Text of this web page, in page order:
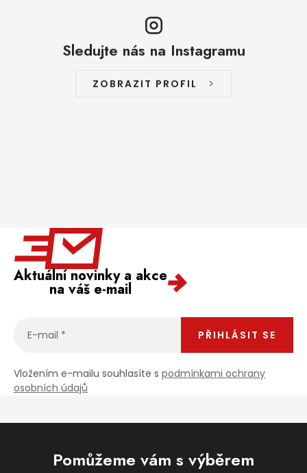
Sledujte nás na Instagramu
ZOBRAZIT PROFIL
Aktuální novinky a akce
na váš e-mail
E-mail
Vložením e-mailu souhlasíte s podmínkami ochrany
osobních údajů
PŘIHLÁSIT SE
Pomůžeme vám s výběrem